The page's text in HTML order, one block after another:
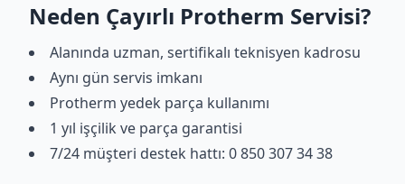
Neden Çayırlı Protherm Servisi?
Alanında uzman, sertifikalı teknisyen kadrosu
Aynı gün servis imkanı
Protherm yedek parça kullanımı
1 yıl işçilik ve parça garantisi
7/24 müşteri destek hattı: 0 850 307 34 38